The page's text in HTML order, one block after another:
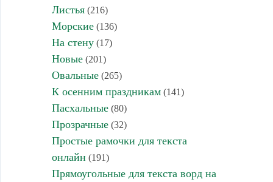
Листья(216)
Морские(136)
На стену(17)
Новые(201)
Овальные(265)
К осенним праздникам(141)
Пасхальные(80)
Прозрачные(32)
Простые рамочки для текста
онлайн (191)
Прямоугольные для текста ворд на